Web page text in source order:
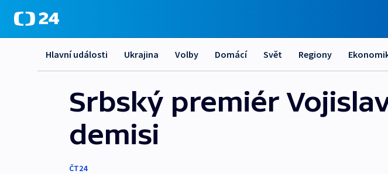
Hlavní události Ukrajina Volby Domácí Svět Regiony
Srbský premiér
demisi
ČT24